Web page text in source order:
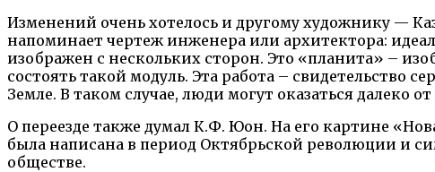
Изменений очень хотелось и другому художнику —
напоминает чертеж инженера или архитектора:
изображен с нескольких сторон. Это «планита» –
состоять такой модуль. Эта работа – свидетельство
Земле. В таком случае, люди могут оказаться далеко
О переезде также думал К.Ф. Юон. На его картине
была написана в период Октябрьской революции и
обществе.